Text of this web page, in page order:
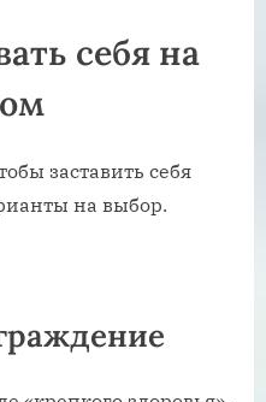
себя на
заставить себя
на выбор.